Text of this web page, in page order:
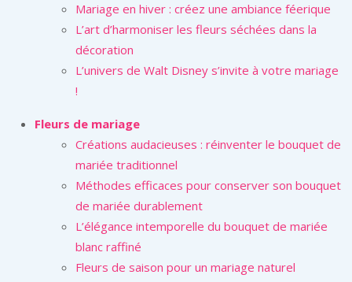
Mariage en hiver : créez une ambiance féerique
L’art d’harmoniser les fleurs séchées dans la
décoration
L’univers de Walt Disney s’invite à votre mariage
!
Fleurs de mariage
Créations audacieuses : réinventer le bouquet de
mariée traditionnel
Méthodes efficaces pour conserver son bouquet
de mariée durablement
L’élégance intemporelle du bouquet de mariée
blanc raffiné
Fleurs de saison pour un mariage naturel